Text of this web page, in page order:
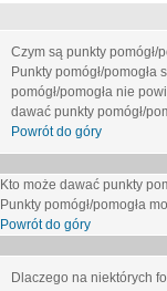
Czym są punkty pomógł/
Punkty pomógł/
pomógł/pomogła nie
dawać punkty pomógł/
Powrót do góry
Kto może dawać punkty
Punkty pomógł/pomogła
Powrót do góry
Dlaczego na niektórych